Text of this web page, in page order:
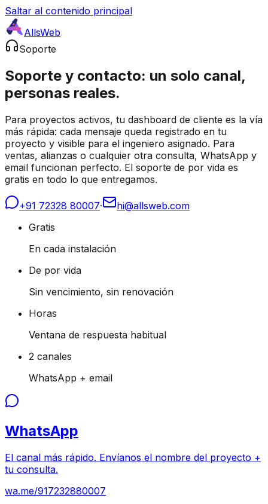
Saltar al contenido principal
AllsWeb
Soporte
Soporte y contacto: un solo canal,
personas reales.
Para proyectos activos, tu dashboard de cliente es la vía
más rápida: cada mensaje queda registrado en tu
proyecto y visible para el ingeniero asignado. Para
ventas, alianzas o cualquier otra consulta, WhatsApp y
email funcionan perfecto. El soporte de por vida es
gratis en todo lo que entregamos.
+91 72328 80007·
hi@allsweb.com
Gratis
En cada instalación
De por vida
Sin vencimiento, sin renovación
Horas
Ventana de respuesta habitual
2 canales
WhatsApp + email
WhatsApp
El canal más rápido. Envíanos el nombre del proyecto +
tu consulta.
wa.me/917232880007